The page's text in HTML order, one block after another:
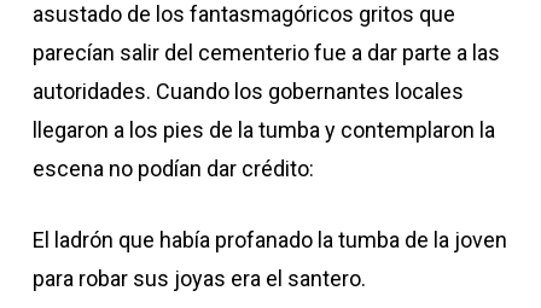
asustado de los fantasmagóricos gritos que
parecían salir del cementerio fue a dar parte a las
autoridades. Cuando los gobernantes locales
llegaron a los pies de la tumba y contemplaron la
escena no podían dar crédito:
El ladrón que había profanado la tumba de la joven
para robar sus joyas era el santero.